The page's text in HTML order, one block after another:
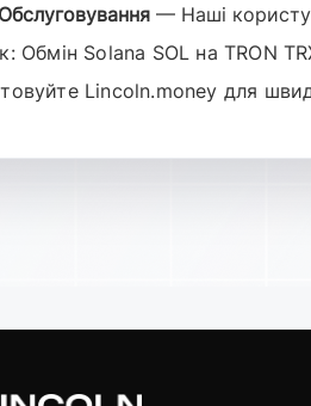
— Наші
Обмін Solana SOL на TRON
Lincoln.money для